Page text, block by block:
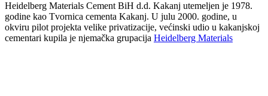
Heidelberg Materials Cement BiH d.d. Kakanj utemeljen je 1978.
godine kao Tvornica cementa Kakanj. U julu 2000. godine, u
okviru pilot projekta velike privatizacije, većinski udio u kakanjskoj
cementari kupila je njemačka grupacija Heidelberg Materials